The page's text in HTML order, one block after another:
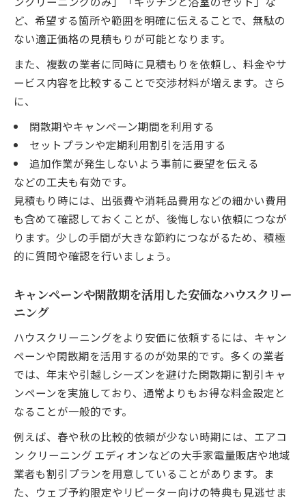
ど、希望する箇所や範囲を明確に伝えることで、無駄の
ない適正価格の見積もりが可能となります。
また、複数の業者に同時に見積もりを依頼し、料金やサ
ービス内容を比較することで交渉材料が増えます。さら
に、
閑散期やキャンペーン期間を利用する
セットプランや定期利用割引を活用する
追加作業が発生しないよう事前に要望を伝える
などの工夫も有効です。
見積もり時には、出張費や消耗品費用などの細かい費用
も含めて確認しておくことが、後悔しない依頼につなが
ります。少しの手間が大きな節約につながるため、積極
的に質問や確認を行いましょう。
キャンペーンや閑散期を活用した安価なハウスクリー
ニング
ハウスクリーニングをより安価に依頼するには、キャン
ペーンや閑散期を活用するのが効果的です。多くの業者
では、年末や引越しシーズンを避けた閑散期に割引キャ
ンペーンを実施しており、通常よりもお得な料金設定と
なることが一般的です。
例えば、春や秋の比較的依頼が少ない時期には、エアコ
ン クリーニング エディオンなどの大手家電量販店や地域
業者も割引プランを用意していることがあります。ま
た、ウェブ予約限定やリピーター向けの特典も見逃せま